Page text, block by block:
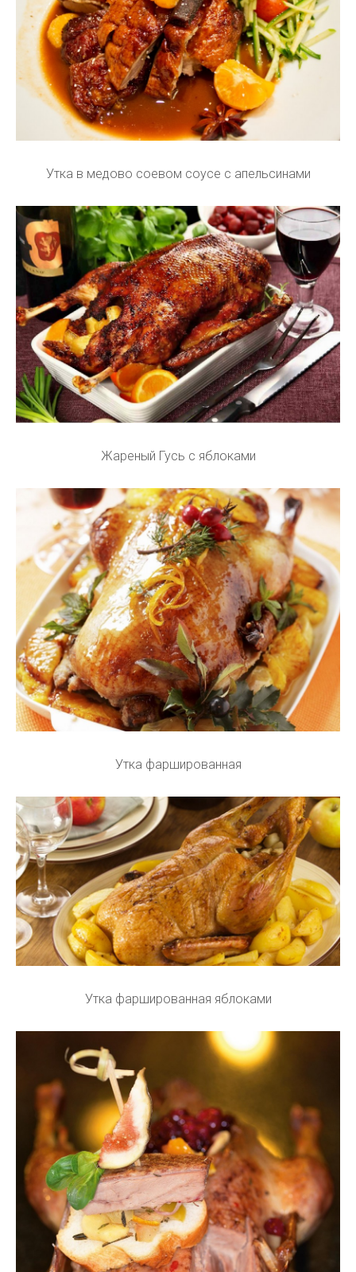
Утка в медово соевом соусе с апельсинами
Жареный Гусь с яблоками
Утка фаршированная
Утка фаршированная яблоками